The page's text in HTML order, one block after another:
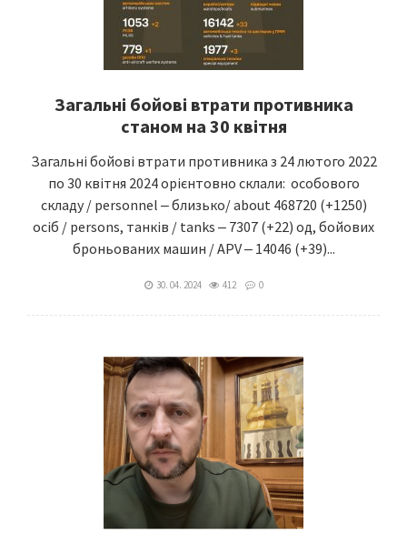
Загальні бойові втрати противника
станом на 30 квітня
Загальні бойові втрати противника з 24 лютого 2022
по 30 квітня 2024 орієнтовно склали: особового
складу / personnel ‒ близько/ about 468720 (+1250)
осіб / persons, танків / tanks ‒ 7307 (+22) од, бойових
броньованих машин / APV ‒ 14046 (+39)...
30. 04. 2024 412 0